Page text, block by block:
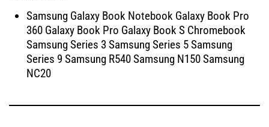
Samsung Galaxy Book Notebook Galaxy Book Pro
360 Galaxy Book Pro Galaxy Book S Chromebook
Samsung Series 3 Samsung Series 5 Samsung
Series 9 Samsung R540 Samsung N150 Samsung
NC20